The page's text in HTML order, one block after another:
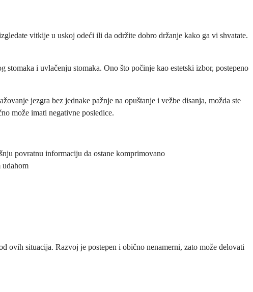
vitkije u uskoj odeći ili da održite dobro držanje kako ga vi shvatate.
i uvlačenju stomaka. Ono što počinje kao estetski izbor, postepeno
jezgra bez jednake pažnje na opuštanje i vežbe disanja, možda ste
može imati negativne posledice.
povratnu informaciju da ostane komprimovano
udahom
ovih situacija. Razvoj je postepen i obično nenamerni, zato može delovati